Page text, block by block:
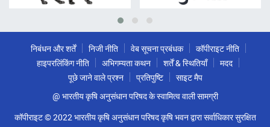
निबंधन और शर्तें निजी नीति वेब सूचना प्रबंधक
कॉपीराइट नीति
हाइपरलिंकिंग नीति
अभिगम्यता कथन शर्तें & स्थितियाँ
मदद
पूछे जाने वाले प्रश्न
प्रतिपुष्टि
साइट मैप
@ भारतीय कृषि अनुसंधान परिषद के स्वामित्व वाली सामग्री
कॉपीराइट © 2022 भारतीय कृषि अनुसंधान परिषद कृषि भवन द्वारा सर्वाधिकार सुरक्षित